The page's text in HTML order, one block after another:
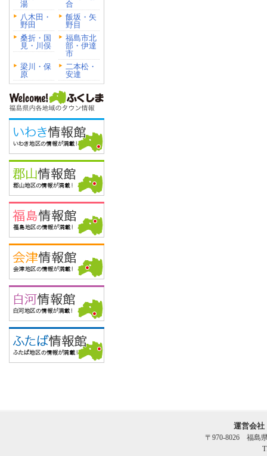
湯
合
八木田・
野田
飯坂・矢
野目
桑折・国
見・川俣
福島市北
部・伊達
市
梁川・保
原
二本松・
安達
運営会
〒970-8026 福島